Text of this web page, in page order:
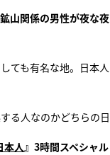
関係の男性が夜な
ても有名な地。日本
る人なのかどちらの
本人』3時間スペシャル